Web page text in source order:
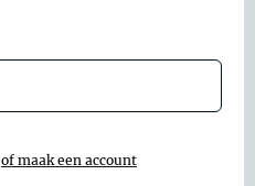
of maak een account